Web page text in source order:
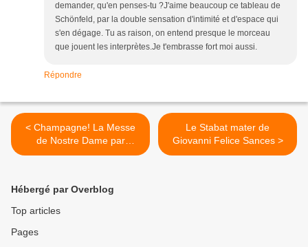
demander, qu'en penses-tu ?J'aime beaucoup ce tableau de
Schönfeld, par la double sensation d'intimité et d'espace qui
s'en dégage. Tu as raison, on entend presque le morceau
que jouent les interprètes.Je t'embrasse fort moi aussi.
Répondre
< Champagne! La Messe
de Nostre Dame par
Diabolus in Musica
Le Stabat mater de
Giovanni Felice Sances >
Hébergé par Overblog
Top articles
Pages